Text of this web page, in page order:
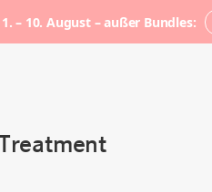
– 10. August – außer Bundles: